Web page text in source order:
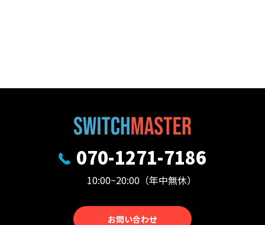
070-1271-7186
10:00~20:00（年中無休）
お問い合わせ